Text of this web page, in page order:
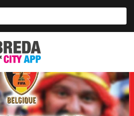
Breda
City
App